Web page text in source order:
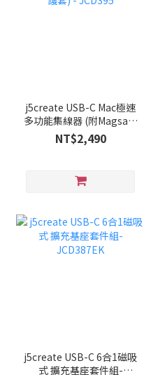
j5create USB-C Mac極速
多功能集線器 (附Magsafe
保護套) - JCD395
NT$2,490
j5create USB-C 6合1磁吸
式 擴充基座套件組-